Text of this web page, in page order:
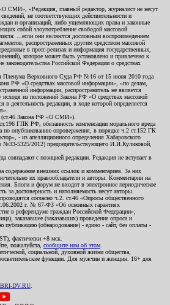
СМИ», «Редакция, главный редактор, журналист не несут
сведений, не соответствующих действительности и
и организаций, либо ущемляющих права и законные
собой злоупотребление свободой массовой
...если они являются дословным воспроизведением
распространенных другим средством массовой
в пресс-релизах и информация государственных,
которое может быть установлено и привлечено к
законодательства Российской Федерации о средствах
Пленума Верховного Суда РФ №16 от 15 июня 2010 года
РФ «О средствах массовой информации», «по делам,
информации, распространитель не является
из положений Закона РФ «О средствах массовой
в деятельность редакции, в ходе которой определяется
(ст.46 Закона РФ «О СМИ»).
ГПК РФ, обязанность компенсации морального вреда
по опубликованию опровержения, в порядке ч.2 ст.152 ГК
- из апелляционного определения Хабаровского
№33-5325/2012) председательствующего И.И.Куликовой,
совпадают с позицией редакции. Редакция не вступает в
содержание внешних ссылок и комментариев. За них
их правообладатели и авторы. Комментарии на
Блоги и форум не входят в электронное периодическое
за достоверность и наполняемость несут авторы.
согласно ч.2. ст.46 «Опросы общественного
г. № 67-ФЗ «Об основных гарантиях
в референдуме граждан Российской Федерации»;
заказавшее (заказавших) проведение опроса и
публикацию (обнародование) - едино - сайт, без оплаты -
фактически +8 мск.
пожалуйста, сообщите нам об этом
социальной, духовной жизни общества,
функции. Для мужчин и женщин. 16+ для
DV.RU